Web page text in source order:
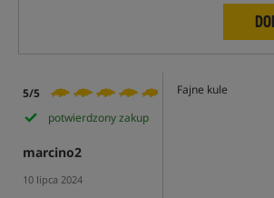
5/5
potwierdzony zakup
marcino2
10 lipca 2024
Fajne kule